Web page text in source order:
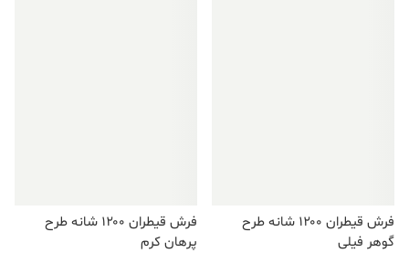
فرش قیطران ۱۲۰۰ شانه طرح
گوهر فیلی
فرش قیطران ۱۲۰۰ شانه طرح
پرهان کرم